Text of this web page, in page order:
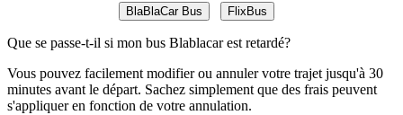
BlaBlaCar Bus FlixBus
Que se passe-t-il si mon bus Blablacar est retardé?
Vous pouvez facilement modifier ou annuler votre trajet jusqu'à 30
minutes avant le départ. Sachez simplement que des frais peuvent
s'appliquer en fonction de votre annulation.